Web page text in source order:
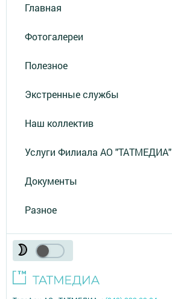
Главная
Фотогалереи
Полезное
Экстренные службы
Наш коллектив
Услуги Филиала АО "ТАТМЕДИА"
Документы
Разное